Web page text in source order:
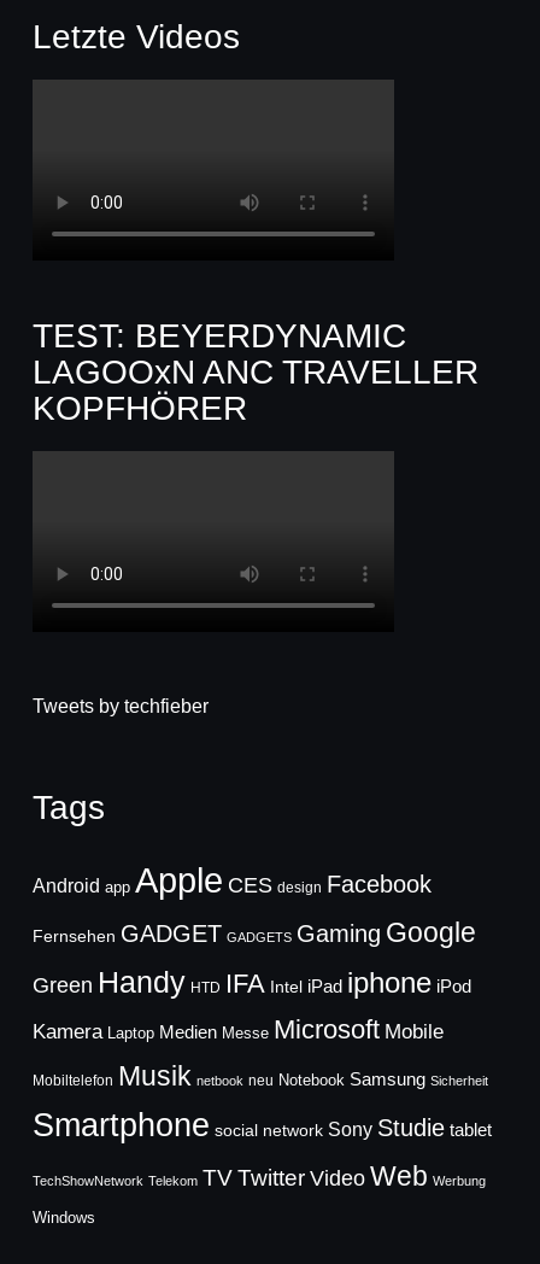
Letzte Videos
TEST: BEYERDYNAMIC
LAGOOxN ANC TRAVELLER
KOPFHÖRER
Tweets by techfieber
Tags
Android app Apple CES design Facebook
Fernsehen GADGET GADGETS Gaming Google
Green Handy HTD IFA Intel iPad iphone iPod
Kamera Laptop Medien Messe Microsoft Mobile
Mobiltelefon Musik netbook neu Notebook Samsung Sicherheit
Smartphone social network Sony Studie tablet
TechShowNetwork Telekom TVTwitter Video Web Werbung
Windows